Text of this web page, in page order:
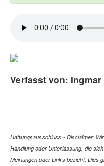
Verfasst von:
Haftungsausschluss - Disclaimer:
Handlung oder Unterlassung, die
Meinungen oder Links bezieht. Dies